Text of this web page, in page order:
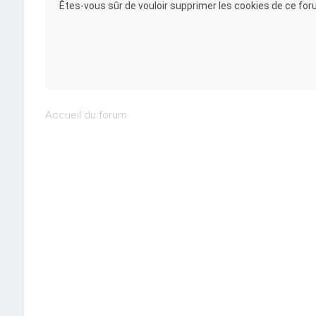
Êtes-vous sûr de vouloir supprimer les cookies de ce
Accueil du forum